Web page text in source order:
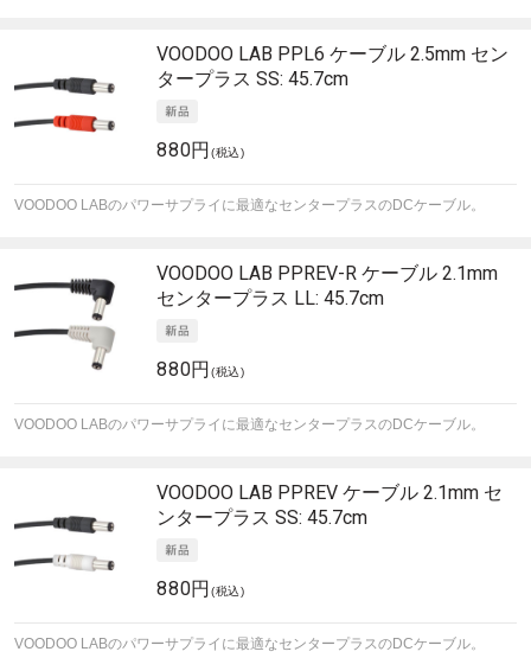
VOODOO LAB PPL6 ケーブル 2.5mm セン
タープラス SS: 45.7cm
880円(税込)
VOODOO LABのパワーサプライに最適なセンタープラスのDCケーブル。
VOODOO LAB PPREV-R ケーブル 2.1mm
センタープラス LL: 45.7cm
880円(税込)
VOODOO LABのパワーサプライに最適なセンタープラスのDCケーブル。
VOODOO LAB PPREV ケーブル 2.1mm セ
ンタープラス SS: 45.7cm
880円(税込)
VOODOO LABのパワーサプライに最適なセンタープラスのDCケーブル。